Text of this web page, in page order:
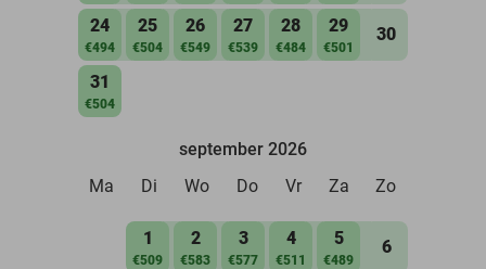
24
€494
25
€504
26
€549
27
€539
28
€484
29
€501
30
31
€504
september 2026
Ma
Di Wo Do Vr Za Zo
1
€509
2
€583
3
€577
4
€511
5
€489
6